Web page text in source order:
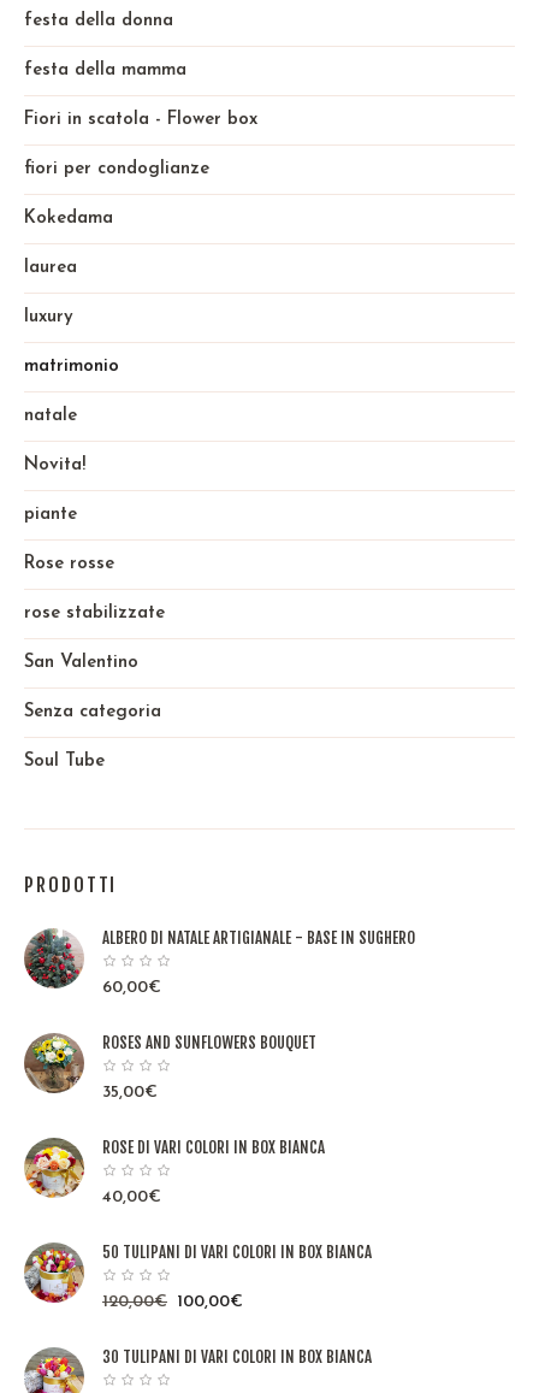
festa della donna
festa della mamma
Fiori in scatola - Flower box
fiori per condoglianze
Kokedama
laurea
luxury
matrimonio
natale
Novita!
piante
Rose rosse
rose stabilizzate
San Valentino
Senza categoria
Soul Tube
PRODOTTI
ALBERO DI NATALE ARTIGIANALE - BASE IN SUGHERO
60,00€
ROSES AND SUNFLOWERS BOUQUET
35,00€
ROSE DI VARI COLORI IN BOX BIANCA
40,00€
50 TULIPANI DI VARI COLORI IN BOX BIANCA
120,00€ 100,00€
30 TULIPANI DI VARI COLORI IN BOX BIANCA